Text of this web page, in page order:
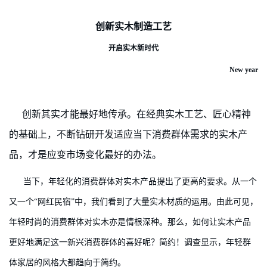
创新实木制造工艺
开启实木新时代
New year
创新其实才能最好地传承。在经典实木工艺、匠心精神
的基础上，不断钻研开发适应当下消费群体需求的实木产
品，才是应变市场变化最好的办法。
当下，年轻化的消费群体对实木产品提出了更高的要求。从一个
又一个“网红民宿”中，我们看到了大量实木材质的运用。由此可见，
年轻时尚的消费群体对实木亦是情根深种。那么，如何让实木产品
更好地满足这一新兴消费群体的喜好呢？简约！调查显示，年轻群
体家居的风格大都趋向于简约。